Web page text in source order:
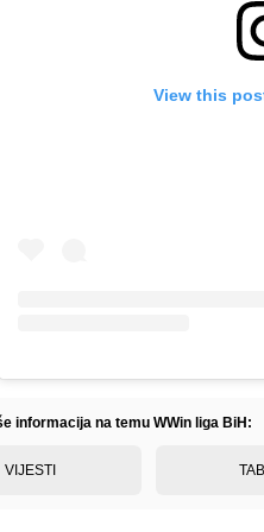
View this
informacija na temu WWin liga BiH:
VIJESTI